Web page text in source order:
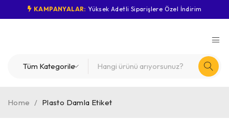
KAMPANYALAR: Yüksek Adetli Siparişlere Özel İndirim
Home / Plasto Damla Etiket